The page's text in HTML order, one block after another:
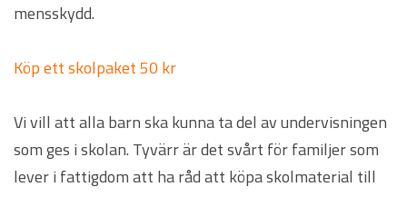
mensskydd.
Köp ett skolpaket 50 kr
Vi vill att alla barn ska kunna ta del av undervisningen
som ges i skolan. Tyvärr är det svårt för familjer som
lever i fattigdom att ha råd att köpa skolmaterial till